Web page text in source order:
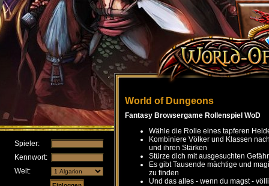
Spieler:
Kennwort:
Welt:
World of Dungeons
Fantasy Browsergame Rollenspiel WoD
Wähle die Rolle eines tapferen
Kombiniere Völker und Klassen
und ihren Stärken
Stürze dich mit ausgesuchten
Es gibt Tausende mächtige und
zu finden
Und das alles - wenn du magst -